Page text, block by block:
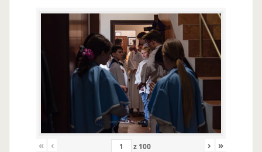
« ‹ z 100 › »